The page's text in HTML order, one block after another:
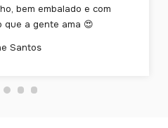
bem embalado e com
que a gente ama 😍
Santos